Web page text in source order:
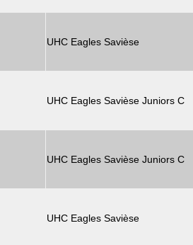
UHC Eagles Savièse
UHC Eagles Savièse Juniors C
UHC Eagles Savièse Juniors C
UHC Eagles Savièse